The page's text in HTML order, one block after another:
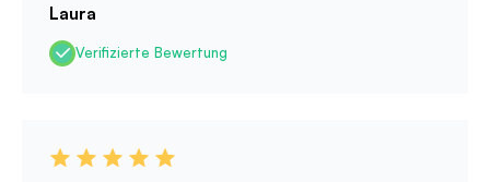
Laura
Verifizierte Bewertung